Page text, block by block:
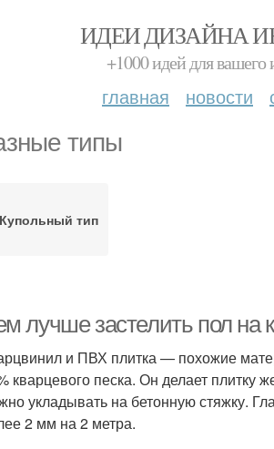
ИДЕИ ДИЗАЙНА
+1000 идей для вашего
главная новости
типы
Купольный тип
лучше застелить пол на
и ПВХ плитка — похожие
кварцевого песка. Он делает плитку
укладывать на бетонную стяжку.
2 мм на 2 метра.